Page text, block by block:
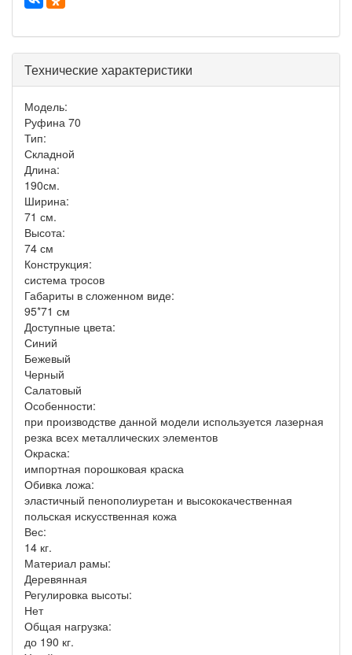
Технические характеристики
Модель:
Руфина 70
Тип:
Складной
Длина:
190см.
Ширина:
71 см.
Высота:
74 см
Конструкция:
система тросов
Габариты в сложенном виде:
95*71 см
Доступные цвета:
Синий
Бежевый
Черный
Салатовый
Особенности:
при производстве данной модели используется лазерная
резка всех металлических элементов
Окраска:
импортная порошковая краска
Обивка ложа:
эластичный пенополиуретан и высококачественная
польская искусственная кожа
Вес:
14 кг.
Материал рамы:
Деревянная
Регулировка высоты:
Нет
Общая нагрузка:
до 190 кг.